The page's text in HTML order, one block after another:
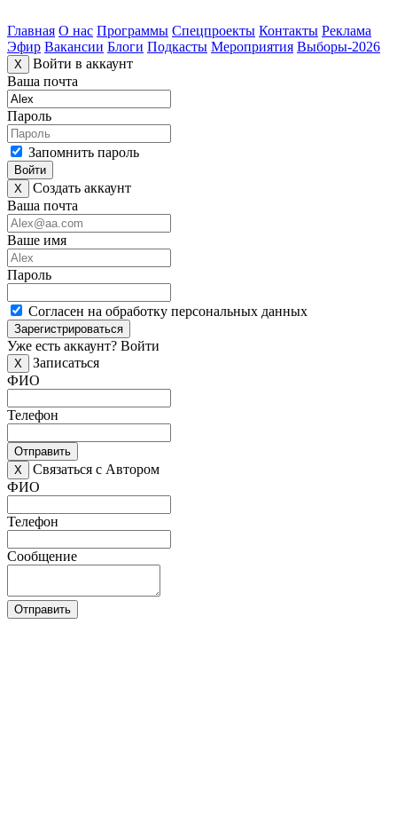
Главная О нас Программы Спецпроекты Контакты Реклама
Эфир Вакансии Блоги Подкасты Мероприятия Выборы-2026
X
Войти в аккаунт
Ваша почта
Пароль
Запомнить пароль
Войти
X
Создать аккаунт
Ваша почта
Ваше имя
Пароль
Согласен на обработку персональных данных
Зарегистрироваться
Уже есть аккаунт? Войти
X
Записаться
ФИО
Телефон
Отправить
X
Связаться с Автором
ФИО
Телефон
Сообщение
Отправить